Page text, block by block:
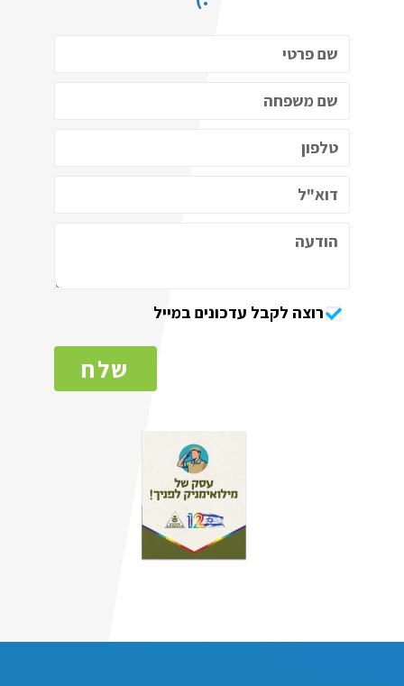
רוצה לקבל עדכונים במייל
שלח